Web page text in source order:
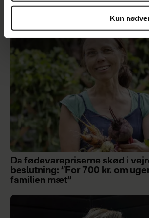
Kun
til at fortryde
Da fødevarepriserne skød i
beslutning: ”For 700 kr. om
familien mæt”